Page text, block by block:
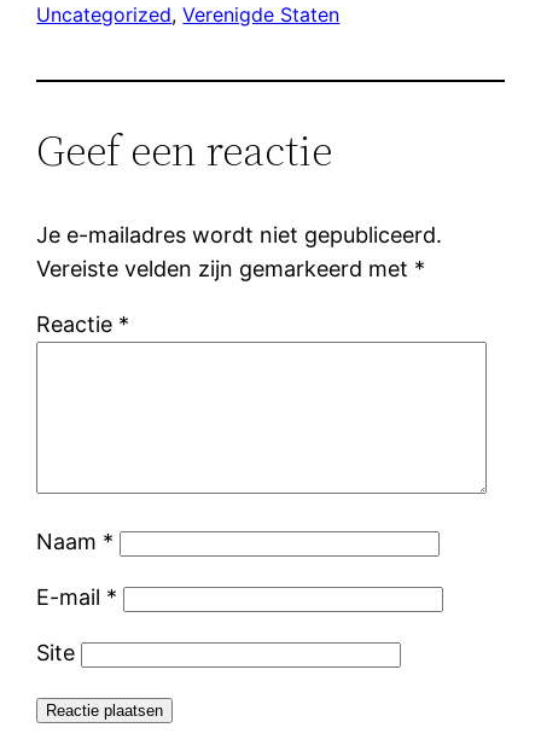
Uncategorized, Verenigde Staten
Geef een reactie
Je e-mailadres wordt niet gepubliceerd.
Vereiste velden zijn gemarkeerd met *
Reactie *
Naam *
E-mail *
Site